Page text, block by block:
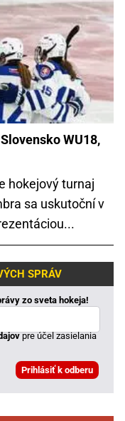
WU18,
hokejový turnaj
sa uskutoční v
SPRÁV
zo sveta hokeja!
pre účel zasielania